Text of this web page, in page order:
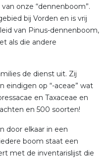
onze “dennenboom”.
bij Vorden en is vrij
van Pinus-dennenboom,
als die andere
de dienst uit. Zij
eindigen op “-aceae” wat
en Taxaceae en
en 500 soorten!
door elkaar in een
boom staat een
met de inventarislijst die